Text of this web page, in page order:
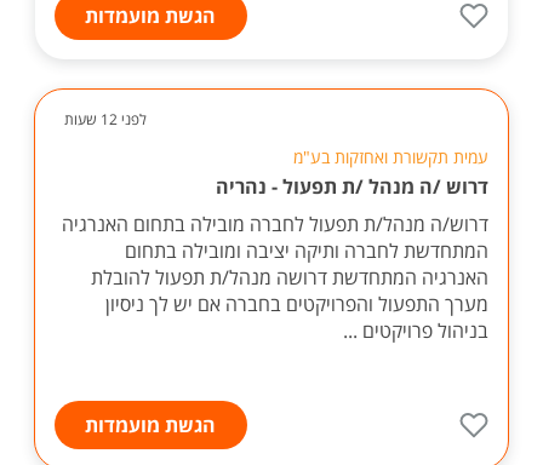
הגשת מועמדות
לפני 12 שעות
עמית תקשורת ואחזקות בע"מ
דרוש /ה מנהל /ת תפעול - נהריה
דרוש/ה מנהל/ת תפעול לחברה מובילה בתחום האנרגיה
המתחדשת לחברה ותיקה יציבה ומובילה בתחום
האנרגיה המתחדשת דרושה מנהל/ת תפעול להובלת
מערך התפעול והפרויקטים בחברה אם יש לך ניסיון
בניהול פרויקטים ...
הגשת מועמדות